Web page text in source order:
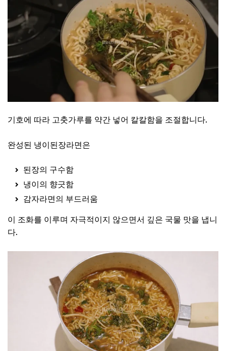
기호에 따라 고춧가루를 약간 넣어 칼칼함을 조절합니다.
완성된 냉이된장라면은
된장의 구수함
냉이의 향긋함
감자라면의 부드러움
이 조화를 이루며 자극적이지 않으면서 깊은 국물 맛을 냅니
다.